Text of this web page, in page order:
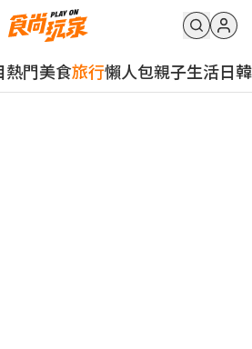
熱門美食旅行懶人包親子生活日韓